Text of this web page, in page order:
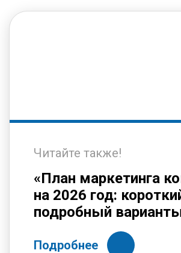
Читайте также!
«План маркетинга
на 2026 год:
подробный
Подробнее